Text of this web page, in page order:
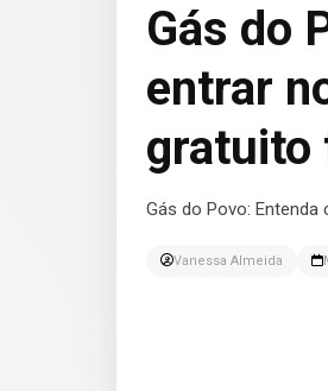
Gás do
entrar
gratuito
Gás do Povo:
Vanessa Almeida